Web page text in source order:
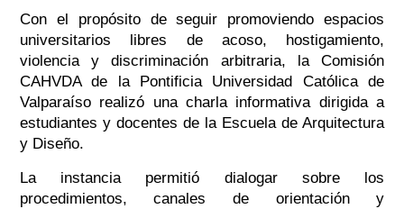
Con el propósito de seguir promoviendo espacios
universitarios libres de acoso, hostigamiento,
violencia y discriminación arbitraria, la Comisión
CAHVDA de la Pontificia Universidad Católica de
Valparaíso realizó una charla informativa dirigida a
estudiantes y docentes de la Escuela de Arquitectura
y Diseño.
La instancia permitió dialogar sobre los
procedimientos, canales de orientación y